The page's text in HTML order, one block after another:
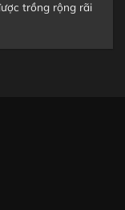
trồng rộng rãi